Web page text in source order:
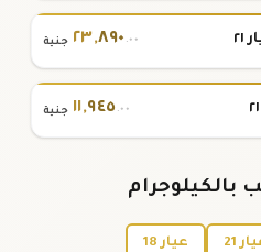
٢٣,٨٩٠ .٠٠ جنية
١١,٩٤٥ .٠٠ جنية
بالكيلوجرام
21 عيار 18